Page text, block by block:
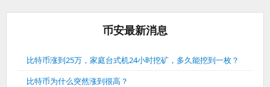
币安最新消息
比特币涨到25万，家庭台式机24小时挖矿，多久能挖到一枚？
比特币为什么突然涨到很高？